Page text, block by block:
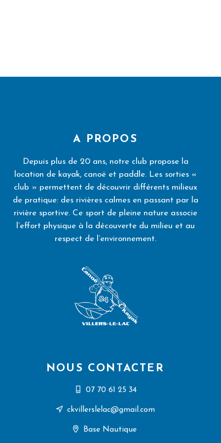
A PROPOS
Depuis plus de 20 ans, notre club propose la
location de kayak, canoë et paddle. Les sorties «
club » permettent de découvrir différents milieux
de pratique: des rivières calmes en passant par la
rivière sportive. Ce sport de pleine nature associe
l’effort physique à la découverte du milieu et au
respect de l’environnement.
NOUS CONTACTER
07 70 61 25 34
ckvillerslelac@gmail.com
Base Nautique